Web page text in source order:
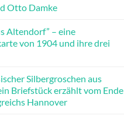
Otto Damke
Altendorf” – eine
von 1904 und ihre drei
Silbergroschen aus
Briefstück erzählt vom Ende
Hannover